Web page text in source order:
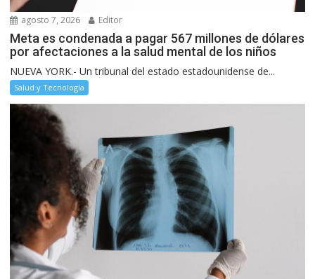
agosto 7, 2026 Editor
Meta es condenada a pagar 567 millones de dólares
por afectaciones a la salud mental de los niños
NUEVA YORK.- Un tribunal del estado estadounidense de...
Salud y Tecnología